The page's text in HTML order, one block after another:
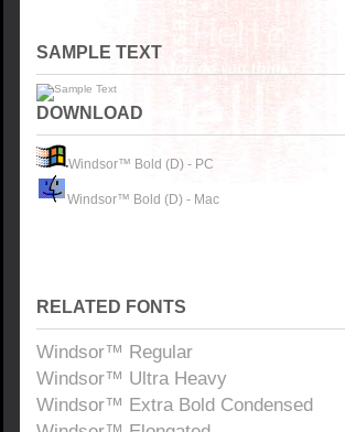
SAMPLE TEXT
DOWNLOAD
Windsor™ Bold (D) - PC
Windsor™ Bold (D) - Mac
RELATED FONTS
Windsor™ Regular
Windsor™ Ultra Heavy
Windsor™ Extra Bold Condensed